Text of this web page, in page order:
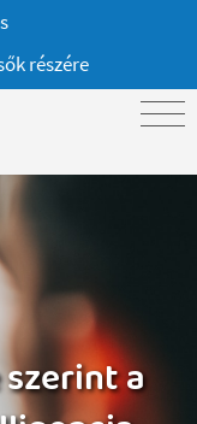
részére
szerint a